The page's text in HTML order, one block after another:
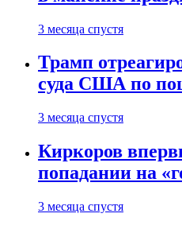
3 месяца спустя
Трамп
суда США по
3 месяца спустя
Киркоров
попадании на
3 месяца спустя